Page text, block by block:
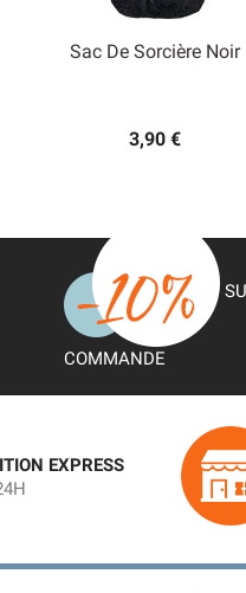
Sac De Sorcière Noir
3,90 €
COMMANDE
EXPRESS